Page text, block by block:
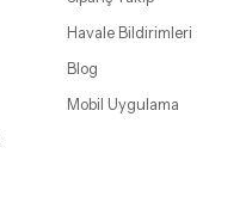
Havale Bildirimleri
Blog
Mobil Uygulama